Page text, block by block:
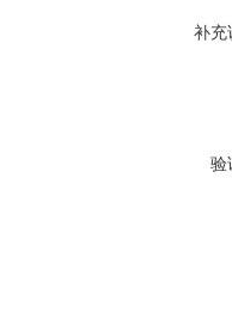
补充
验